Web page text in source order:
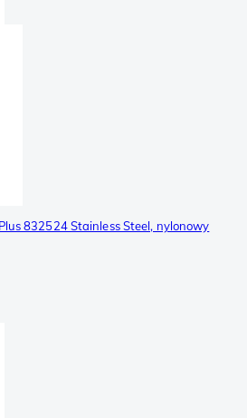
832524 Stainless Steel, nylonowy